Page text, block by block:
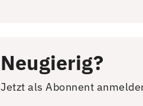
Neugierig?
Jetzt als Abonnent